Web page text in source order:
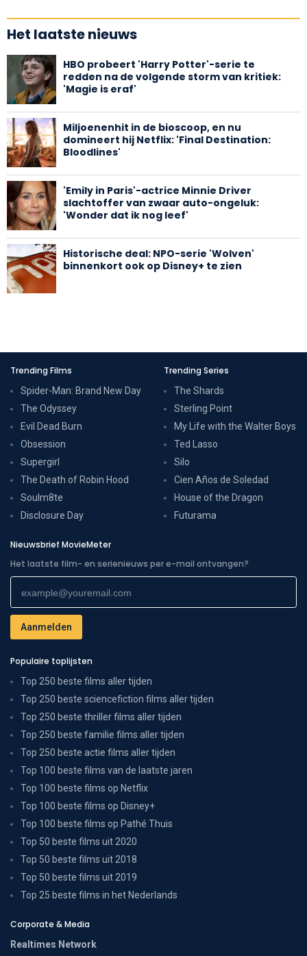
Het laatste nieuws
HBO probeert 'Harry Potter'-serie te
redden na de volgende storm van kritiek:
'Magie is eraf'
Miljoenenhit in de bioscoop, en nu
domineert hij Netflix: 'Final Destination:
Bloodlines'
'Emily in Paris'-actrice Minnie Driver
slachtoffer van zwaar auto-ongeluk:
'Wonder dat ik nog leef'
Historische deal: NPO-serie 'Wolven'
binnenkort ook op Disney+ te zien
Trending Films
Spider-Man: Brand New Day
The Odyssey
Evil Dead Burn
Obsession
Supergirl
The Death of Robin Hood
Soulm8te
Disclosure Day
Trending Series
The Shards
Sterling Point
My Life with the Walter Boys
Ted Lasso
Silo
Cien Años de Soledad
House of the Dragon
Futurama
Nieuwsbrief MovieMeter
Het laatste film- en serienieuws per e-mail ontvangen?
Populaire toplijsten
Top 250 beste films aller tijden
Top 250 beste sciencefiction films aller tijden
Top 250 beste thriller films aller tijden
Top 250 beste familie films aller tijden
Top 250 beste actie films aller tijden
Top 100 beste films van de laatste jaren
Top 100 beste films op Netflix
Top 100 beste films op Disney+
Top 100 beste films op Pathé Thuis
Top 50 beste films uit 2020
Top 50 beste films uit 2018
Top 50 beste films uit 2019
Top 25 beste films in het Nederlands
Corporate & Media
Realtimes Network